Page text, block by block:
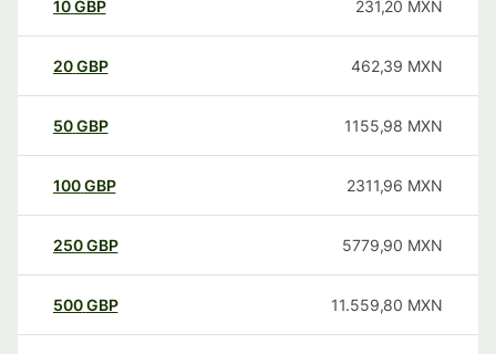
10GBP 231,20 MXN
20GBP 462,39 MXN
50GBP 1155,98 MXN
100GBP 2311,96 MXN
250GBP 5779,90 MXN
500GBP 11.559,80 MXN